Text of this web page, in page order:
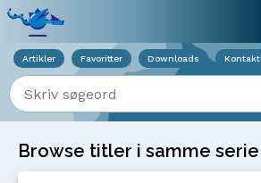
Artikler Favoritter Downloads Kontakt
Indtast søgeord
Browse titler i samme serie
Viser overlay for indkøbskurv